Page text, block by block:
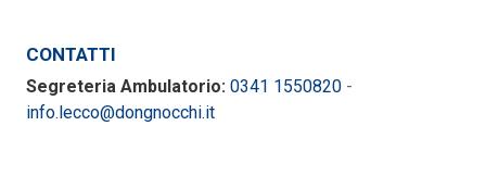
CONTATTI
Segreteria Ambulatorio: 0341 1550820 -
info.lecco@dongnocchi.it